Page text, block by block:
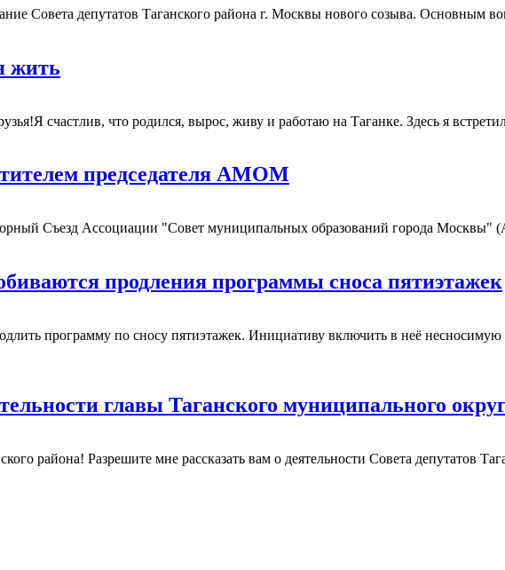
Совета депутатов Таганского района г. Москвы нового созыва. Основным
жить
счастлив, что родился, вырос, живу и работаю на Таганке. Здесь я
председателя АМОМ
Съезд Ассоциации "Совет муниципальных образований города
продления программы сноса пятиэтажек
программу по сносу пятиэтажек. Инициативу включить в неё
главы Таганского муниципального
района! Разрешите мне рассказать вам о деятельности Совета депутатов